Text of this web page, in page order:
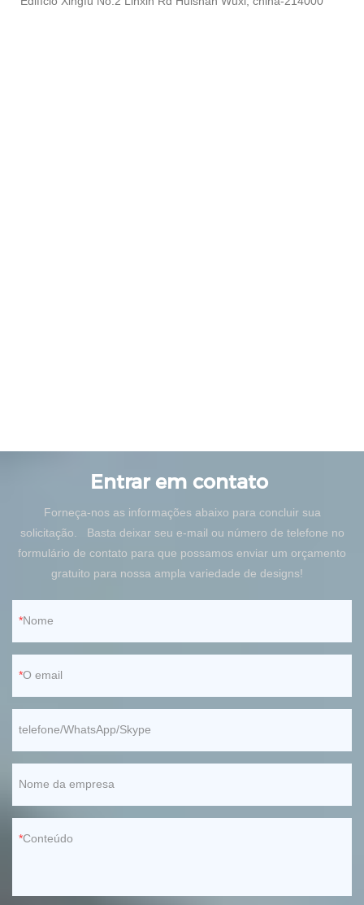
Entrar em contato
Forneça-nos as informações abaixo para concluir sua
solicitação. Basta deixar seu e-mail ou número de telefone no
formulário de contato para que possamos enviar um orçamento
gratuito para nossa ampla variedade de designs!
Nome
O email
telefone/WhatsApp/Skype
Nome da empresa
Conteúdo